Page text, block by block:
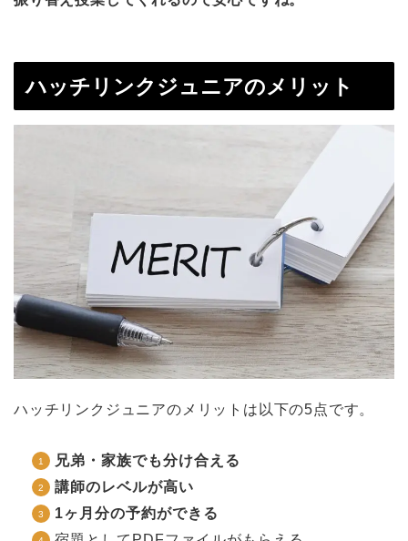
ハッチリンクジュニアのメリット
ハッチリンクジュニアのメリットは以下の5点です。
兄弟・家族でも分け合える
講師のレベルが高い
1ヶ月分の予約ができる